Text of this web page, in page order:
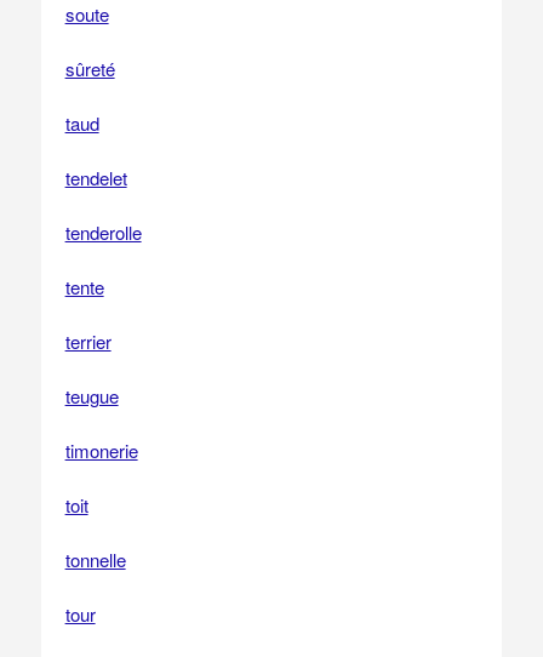
soute
sûreté
taud
tendelet
tenderolle
tente
terrier
teugue
timonerie
toit
tonnelle
tour